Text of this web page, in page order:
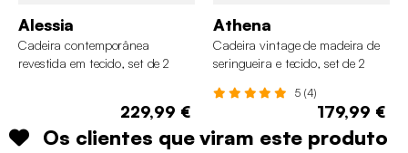
Alessia
Cadeira contemporânea
revestida em tecido, set de 2
229,99 €
Athena
Cadeira vintage de madeira de
seringueira e tecido, set de 2
5 (4)
179,99 €
Os clientes que viram este produto